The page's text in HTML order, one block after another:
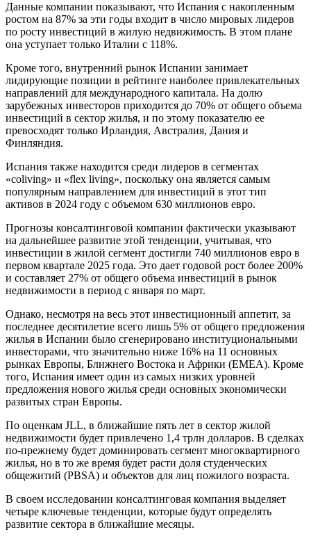
Данные компании показывают, что Испания с накопленным
ростом на 87% за эти годы входит в число мировых лидеров
по росту инвестиций в жилую недвижимость. В этом плане
она уступает только Италии с 118%.
Кроме того, внутренний рынок Испании занимает
лидирующие позиции в рейтинге наиболее привлекательных
направлений для международного капитала. На долю
зарубежных инвесторов приходится до 70% от общего объема
инвестиций в сектор жилья, и по этому показателю ее
превосходят только Ирландия, Австралия, Дания и
Финляндия.
Испания также находится среди лидеров в сегментах
«coliving» и «flex living», поскольку она является самым
популярным направлением для инвестиций в этот тип
активов в 2024 году с объемом 630 миллионов евро.
Прогнозы консалтинговой компании фактически указывают
на дальнейшее развитие этой тенденции, учитывая, что
инвестиции в жилой сегмент достигли 740 миллионов евро в
первом квартале 2025 года. Это дает годовой рост более 200%
и составляет 27% от общего объема инвестиций в рынок
недвижимости в период с января по март.
Однако, несмотря на весь этот инвестиционный аппетит, за
последнее десятилетие всего лишь 5% от общего предложения
жилья в Испании было сгенерировано институциональными
инвесторами, что значительно ниже 16% на 11 основных
рынках Европы, Ближнего Востока и Африки (EMEA). Кроме
того, Испания имеет один из самых низких уровней
предложения нового жилья среди основных экономически
развитых стран Европы.
По оценкам JLL, в ближайшие пять лет в сектор жилой
недвижимости будет привлечено 1,4 трлн долларов. В сделках
по-прежнему будет доминировать сегмент многоквартирного
жилья, но в то же время будет расти доля студенческих
общежитий (PBSA) и объектов для лиц пожилого возраста.
В своем исследовании консалтинговая компания выделяет
четыре ключевые тенденции, которые будут определять
развитие сектора в ближайшие месяцы.